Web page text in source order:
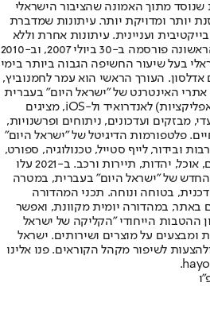
מתוך האמונה שהציבור הישראלי
יותר ומדויקת יותר. עיתונות שמדברת
ועניינית. עיתונות אחרת וללא
תשלום. המהדורה המודפסת הראשונה פורסמה ב-30 ביולי 2007, וב-2010
בעל שיעור החשיפה הגבוה ביותר בימי
אדלסון. העורך הראשי הוא עמר לחמנוביץ,
אתרי האינטרנט של "ישראל היום" בעברית
ובאנגלית, כמו כן היישומונים (אפליקציות) לאנדרואיד ול-iOS, מציגים
מבזקים ועדכונים, ניתוחים ופרשנויות,
פלטפורמות הדיגיטל של "ישראל היום"
ובידור, לייף סטייל, טכנולוגיה, ספורט,
כלכלה וצרכנות, בריאות, חיילים, אוכל, יהדות, תיירות ורכב. ב-2021 עלו
החדש של "ישראל היום" בעברית, במטרה
בטוחה ונוחה. תכני המהדורה
באתר, במהדורה יומית מקוונת, ואפשר
ההטבות הייחודי "הקליקה של ישראל
ומבצעים על מוצרים ושירותים. ישראל
לשיפור מקהל הקוראים. פנו אלינו